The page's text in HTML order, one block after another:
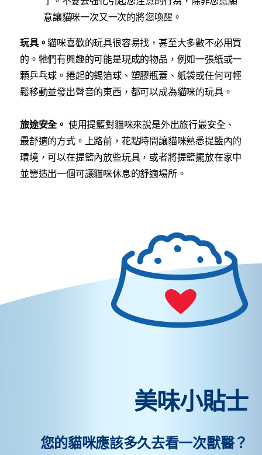
意讓貓咪一次又一次的將您喚醒。
玩具。貓咪喜歡的玩具很容易找，甚至大多數不必用買
的。牠們有興趣的可能是現成的物品，例如一張紙或一
顆乒乓球。捲起的錫箔球、塑膠瓶蓋、紙袋或任何可輕
鬆移動並發出聲音的東西，都可以成為貓咪的玩具。
旅途安全。 使用提籃對貓咪來說是外出旅行最安全、
最舒適的方式。上路前，花點時間讓貓咪熟悉提籃內的
環境，可以在提籃內放些玩具，或者將提籃擺放在家中
並營造出一個可讓貓咪休息的舒適場所。
美味小貼士
您的貓咪應該多久去看一次獸醫？